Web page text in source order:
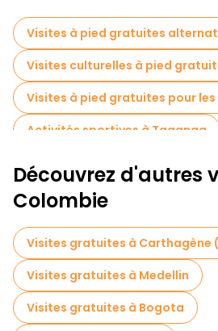
vue panoramique sur la mer des
environnantes. Vous pourrez y
d'une carte postale des paysages
des couchers de soleil colorés.
Visites à pied gratuites
Visites culturelles à pied
Visites à pied gratuites pour
Activités sportives à Taganga
Découvrez d'autres
Colombie
Visites gratuites à Carthagène
Visites gratuites à Medellin
Visites gratuites à Bogota